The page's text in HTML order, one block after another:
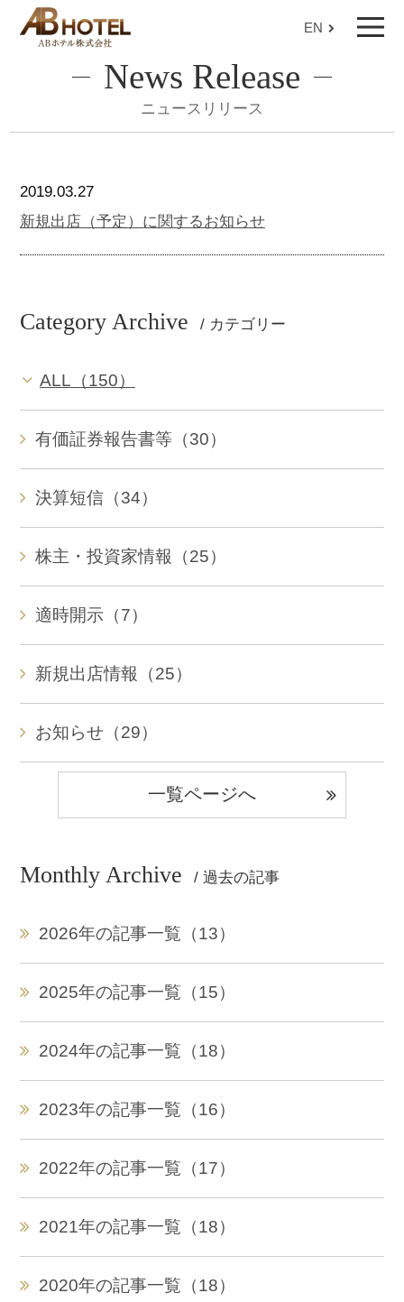
EN
News Release
ニュースリリース
2019.03.27
新規出店（予定）に関するお知らせ
Category Archive / カテゴリー
ALL（150）
有価証券報告書等（30）
決算短信（34）
株主・投資家情報（25）
適時開示（7）
新規出店情報（25）
お知らせ（29）
一覧ページへ
Monthly Archive / 過去の記事
2026年の記事一覧（13）
2025年の記事一覧（15）
2024年の記事一覧（18）
2023年の記事一覧（16）
2022年の記事一覧（17）
2021年の記事一覧（18）
2020年の記事一覧（18）